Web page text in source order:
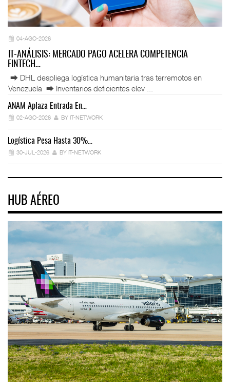
04-AGO-2026
IT-ANÁLISIS: MERCADO PAGO ACELERA COMPETENCIA
FINTECH…
⮕ DHL despliega logística humanitaria tras terremotos en
Venezuela ⮕ Inventarios deficientes elev ...
ANAM Aplaza Entrada En…
02-AGO-2026 BY IT-NETWORK
Logística Pesa Hasta 30%…
30-JUL-2026 BY IT-NETWORK
HUB AÉREO